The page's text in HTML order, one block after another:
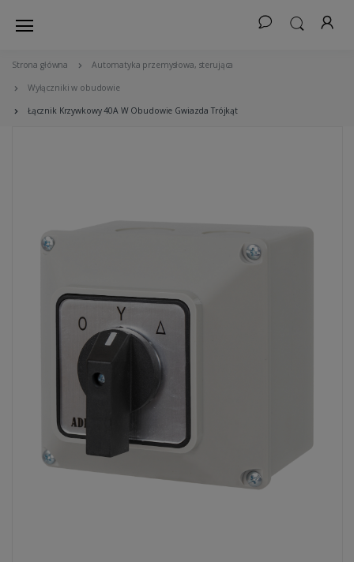
Strona główna Automatyka przemysłowa, sterująca
Wyłączniki w obudowie
Łącznik Krzywkowy 40A W Obudowie Gwiazda Trójkąt